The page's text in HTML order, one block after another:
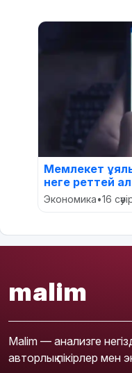
Мемлекет
неге реттей
Экономика•16
malim
Malim — анализге
авторлық пікірлер мен